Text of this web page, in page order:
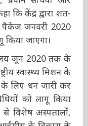
कि केंद्र द्वारा
पैकेज जनवरी
में लागू किया
जून 2020 तक
स्वास्थ्य
प्रदेशों के लिए
गतिविधियों को
के लिहाज से विशेष